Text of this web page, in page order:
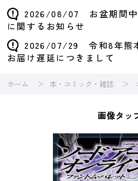
2026/08/07 お盆期間中
に関するお知らせ
2026/07/29 令和8年熊
お届け遅延につきまして
ホーム 本・コミック・雑誌
画像タッ